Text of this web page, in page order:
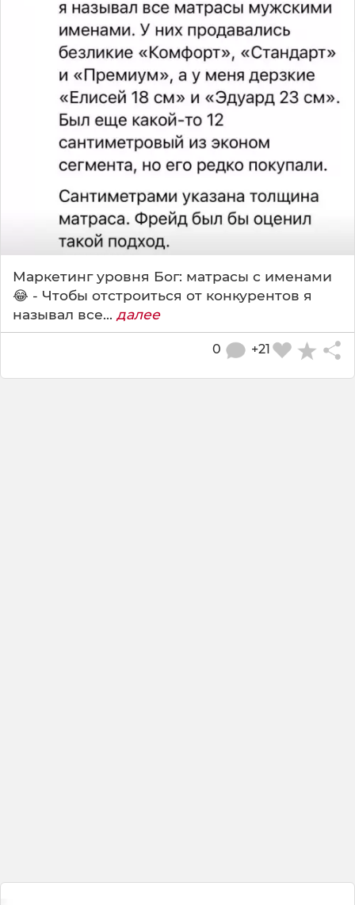
Маркетинг уровня Бог: матрасы с именами
😂 - Чтобы отстроиться от конкурентов я
называл все... далее
+21
0